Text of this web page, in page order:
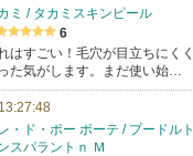
ミ / タカミスキンピール
6
はすごい！毛穴が目立ちにくく
た気がします。まだ使い始…
・ド・ポー ボーテ / プードルト
スパラントｎ Ｍ